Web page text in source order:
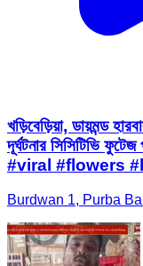
খড়িবেড়িয়া, ডায়মন্ড
দূর্ঘটনার সিসিটিভি
#viral #flowers
Burdwan 1, Purba